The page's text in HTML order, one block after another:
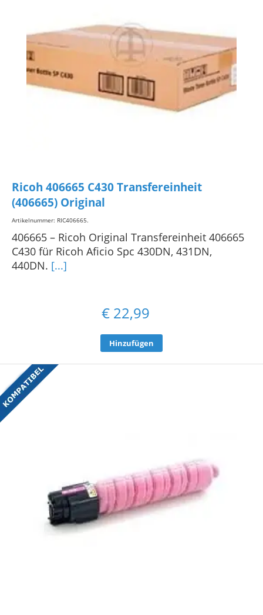
Ricoh 406665 C430 Transfereinheit
(406665) Original
Artikelnummer: RIC406665.
406665 – Ricoh Original Transfereinheit 406665
C430 für Ricoh Aficio Spc 430DN, 431DN,
440DN. [...]
€ 22,99
Hinzufügen